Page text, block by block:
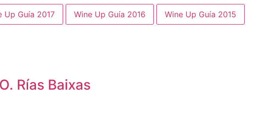
Up Guía 2017 Wine Up Guía 2016 Wine Up Guía 2015
Rías Baixas